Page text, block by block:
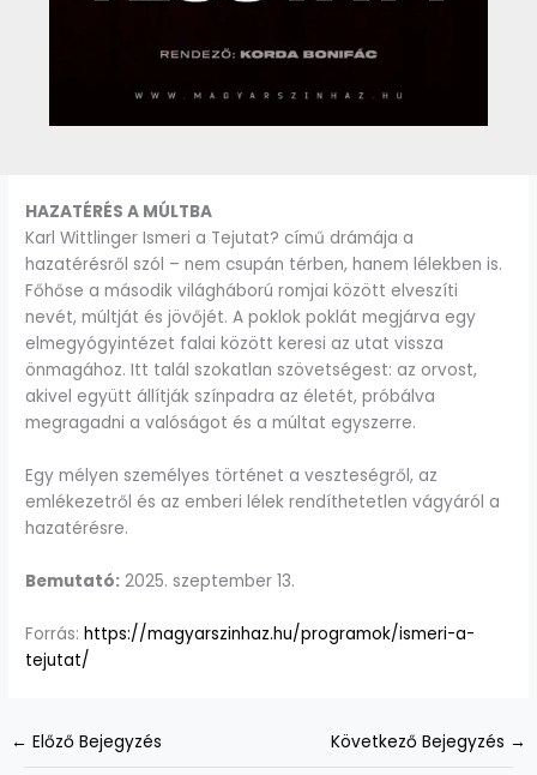
HAZATÉRÉS A MÚLTBA
Karl Wittlinger Ismeri a Tejutat? című drámája a
hazatérésről szól – nem csupán térben, hanem lélekben is.
Főhőse a második világháború romjai között elveszíti
nevét, múltját és jövőjét. A poklok poklát megjárva egy
elmegyógyintézet falai között keresi az utat vissza
önmagához. Itt talál szokatlan szövetségest: az orvost,
akivel együtt állítják színpadra az életét, próbálva
megragadni a valóságot és a múltat egyszerre.
Egy mélyen személyes történet a veszteségről, az
emlékezetről és az emberi lélek rendíthetetlen vágyáról a
hazatérésre.
Bemutató: 2025. szeptember 13.
Forrás:https://magyarszinhaz.hu/programok/ismeri-a-
tejutat/
← Előző Bejegyzés Következő Bejegyzés →